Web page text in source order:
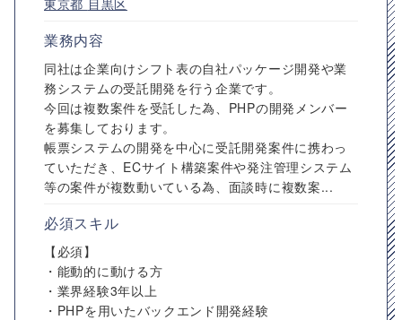
東京都 目黒区
業務内容
同社は企業向けシフト表の自社パッケージ開発や業
務システムの受託開発を行う企業です。
今回は複数案件を受託した為、PHPの開発メンバー
を募集しております。
帳票システムの開発を中心に受託開発案件に携わっ
ていただき、ECサイト構築案件や発注管理システム
等の案件が複数動いている為、面談時に複数案...
必須スキル
【必須】
・能動的に動ける方
・業界経験3年以上
・PHPを用いたバックエンド開発経験